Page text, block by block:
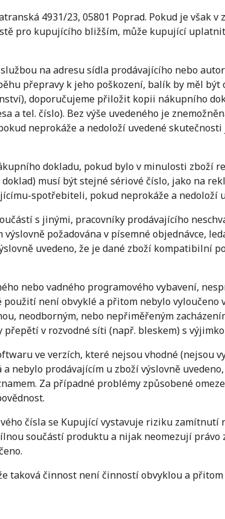
4931/23, 05801 Poprad. Pokud je však
pro kupujícího bližším, může kupující
na adresu sídla prodávajícího nebo
přepravy k jeho poškození, balík by měl být
doporučujeme přiložit kopii nákupního
a tel. číslo). Bez výše uvedeného je
neprokáže a nedoloží uvedené
dokladu, pokud bylo v minulosti zboží
musí být stejné sériové číslo, jako na
spotřebiteli, pokud neprokáže a nedoloží
s jinými, pracovníky prodávajícího
požadována v písemné objednávce,
uvedeno, že je dané zboží kompatibilní
nebo vadného programového vybavení,
není obvyklé a přitom nebylo vyloučeno
neodborným, nebo nepřiměřeným
v rozvodné síti (např. bleskem) s
ve verzích, které nejsou vhodné (nejsou
nebylo prodávajícím u zboží výslovně
Za případné problémy způsobené
čísla se Kupující vystavuje riziku zamítnutí
součástí produktu a nijak neomezují právo
taková činnost není činností obvyklou a